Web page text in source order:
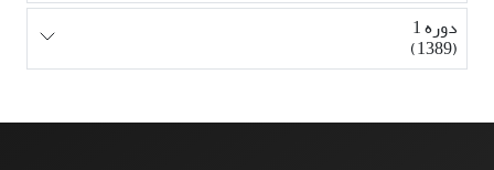
دوره 1
(1389)